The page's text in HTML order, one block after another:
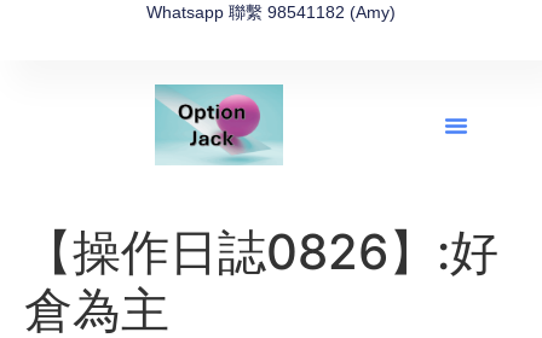
Whatsapp 聯繫 98541182 (Amy)
【操作日誌0826】:好
倉為主